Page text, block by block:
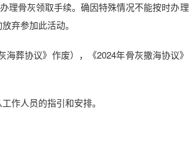
骨灰领取手续。确因特殊情况不能按时办理
弃参加此活动。
葬协议》作废），《2024年骨灰撒海协议》
人员的指引和安排。